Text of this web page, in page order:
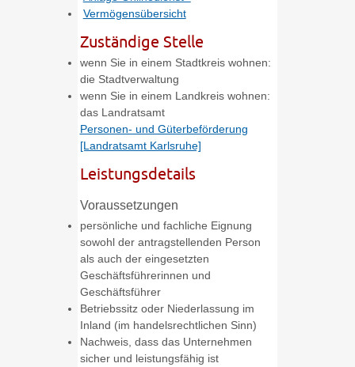
Vermögensübersicht
Zuständige Stelle
wenn Sie in einem Stadtkreis wohnen:
die Stadtverwaltung
wenn Sie in einem Landkreis wohnen:
das Landratsamt
Personen- und Güterbeförderung
[Landratsamt Karlsruhe]
Leistungsdetails
Voraussetzungen
persönliche und fachliche Eignung
sowohl der antragstellenden Person
als auch der eingesetzten
Geschäftsführerinnen und
Geschäftsführer
Betriebssitz oder Niederlassung im
Inland (im handelsrechtlichen Sinn)
Nachweis, dass das Unternehmen
sicher und leistungsfähig ist